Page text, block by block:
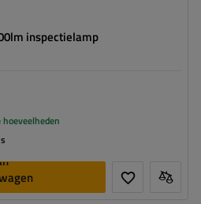
inspectielamp